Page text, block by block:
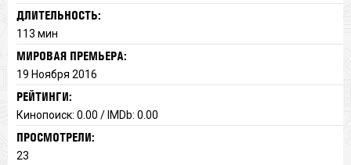
ДЛИТЕЛЬНОСТЬ:
113 мин
МИРОВАЯ ПРЕМЬЕРА:
19 Ноября 2016
РЕЙТИНГИ:
Кинопоиск: 0.00 / IMDb: 0.00
ПРОСМОТРЕЛИ:
23